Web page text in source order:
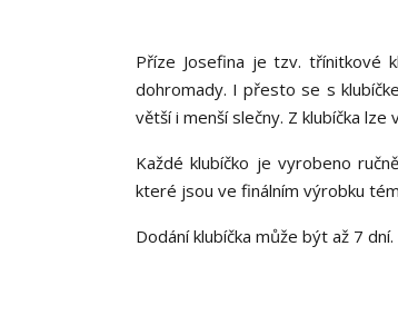
Příze Josefina je tzv. třínitkové
dohromady. I přesto se s
větší i menší slečny. Z klubíčka
Každé klubíčko je vyrobeno
které jsou ve finálním výrobku
Dodání klubíčka může být až 7 dní.